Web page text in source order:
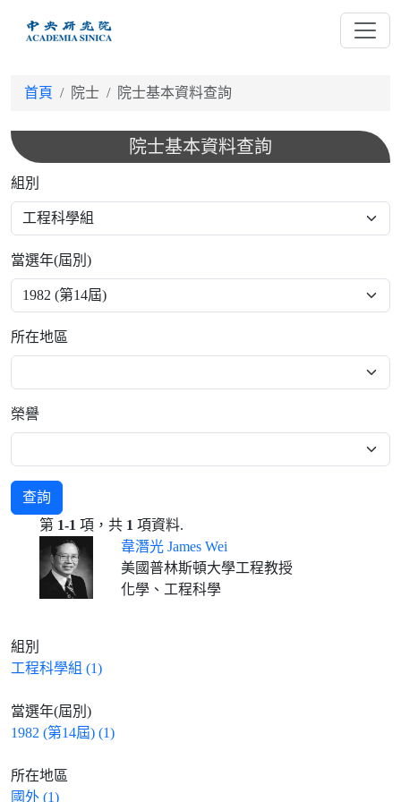
首頁 院士 院士基本資料查詢
院士基本資料查詢
組別
當選年(屆別)
所在地區
榮譽
查詢
第 1-1 項，共 1 項資料.
韋潛光 James Wei
美國普林斯頓大學工程教授
化學、工程科學
組別
工程科學組 (1)
當選年(屆別)
1982 (第14屆) (1)
所在地區
國外 (1)